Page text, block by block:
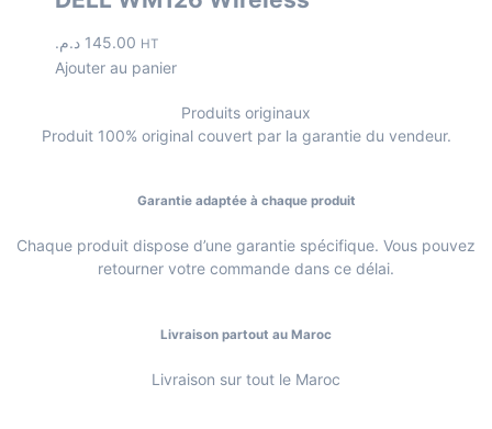
145.00 د.م. HT
Ajouter au panier
Produits originaux
Produit 100% original couvert par la garantie du vendeur.
Garantie adaptée à chaque produit
Chaque produit dispose d’une garantie spécifique. Vous pouvez
retourner votre commande dans ce délai.
Livraison partout au Maroc
Livraison sur tout le Maroc